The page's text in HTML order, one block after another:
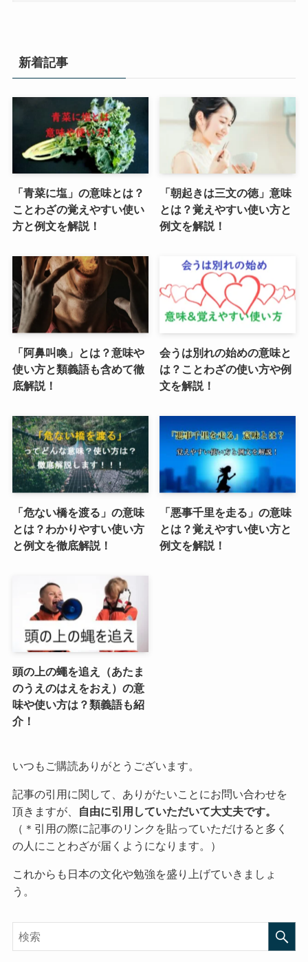
新着記事
「青菜に塩」の意味とは？
ことわざの覚えやすい使い
方と例文を解説！
「朝起きは三文の徳」意味
とは？覚えやすい使い方と
例文を解説！
「阿鼻叫喚」とは？意味や
使い方と類義語も含めて徹
底解説！
会うは別れの始めの意味と
は？ことわざの使い方や例
文を解説！
「危ない橋を渡る」の意味
とは？わかりやすい使い方
と例文を徹底解説！
「悪事千里を走る」の意味
とは？覚えやすい使い方と
例文を解説！
頭の上の蠅を追え（あたま
のうえのはえをおえ）の意
味や使い方は？類義語も紹
介！
いつもご購読ありがとうございます。
記事の引用に関して、ありがたいことにお問い合わせを
頂きますが、
自由に引用していただいて大丈夫です。
（＊引用の際に記事のリンクを貼っていただけると多く
の人にことわざが届くようになります。）
これからも日本の文化や勉強を盛り上げていきましょ
う。